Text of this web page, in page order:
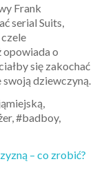
Frank
serial Suits,
opowiada o
się zakochać
swoją dziewczyną.
#badboy,
– co zrobić?